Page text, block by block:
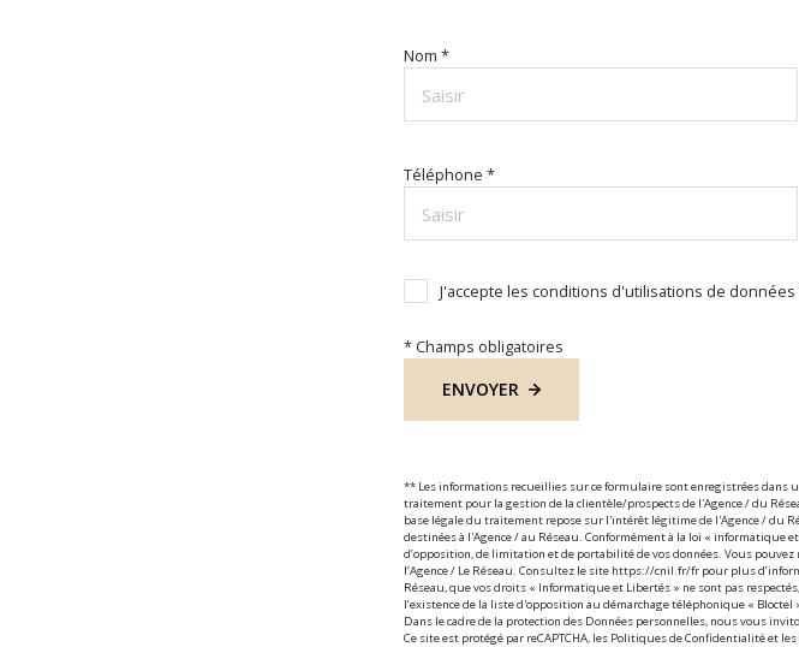
Nom *
Téléphone *
J'accepte les conditions d'utilisations de
* Champs obligatoires
ENVOYER
** Les informations recueillies sur ce formulaire sont enregistrées dans
traitement pour la gestion de la clientèle/prospects de l'Agence / du
base légale du traitement repose sur l'intérêt légitime de l'Agence / du
destinées à l'Agence / au Réseau. Conformément à la loi « informatique
d’opposition, de limitation et de portabilité de vos données. Vous
l’Agence / Le Réseau. Consultez le site https://cnil.fr/fr pour plus
Réseau, que vos droits « Informatique et Libertés » ne sont pas
l’existence de la liste d'opposition au démarchage téléphonique «
Dans le cadre de la protection des Données personnelles, nous vous
Ce site est protégé par reCAPTCHA, les Politiques de Confidentialitéet les